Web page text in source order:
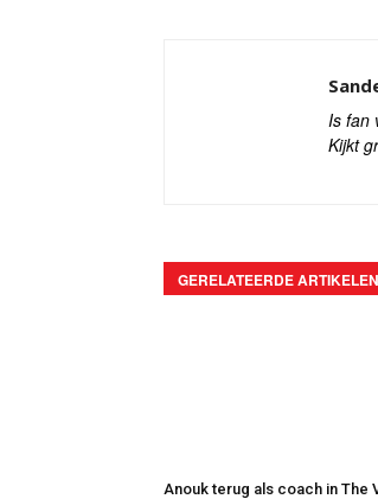
Is fan
Kijkt
GERELATEERDE ARTIKELEN
Anouk terug als coach in The